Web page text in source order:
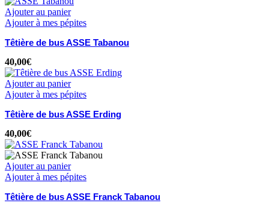
Ajouter au panier
Ajouter à mes pépites
Têtière de bus ASSE Tabanou
40,00€
Ajouter au panier
Ajouter à mes pépites
Têtière de bus ASSE Erding
40,00€
Ajouter au panier
Ajouter à mes pépites
Têtière de bus ASSE Franck Tabanou